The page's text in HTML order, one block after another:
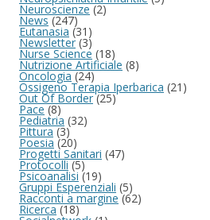
Neuroscienze(2)
News(247)
Eutanasia (31)
Newsletter (3)
Nurse Science (18)
Nutrizione Artificiale (8)
Oncologia(24)
Ossigeno Terapia Iperbarica (21)
Out Of Border(25)
Pace(8)
Pediatria (32)
Pittura(3)
Poesia (20)
Progetti Sanitari (47)
Protocolli(5)
Psicoanalisi (19)
Gruppi Esperenziali (5)
Racconti a margine (62)
Ricerca(18)